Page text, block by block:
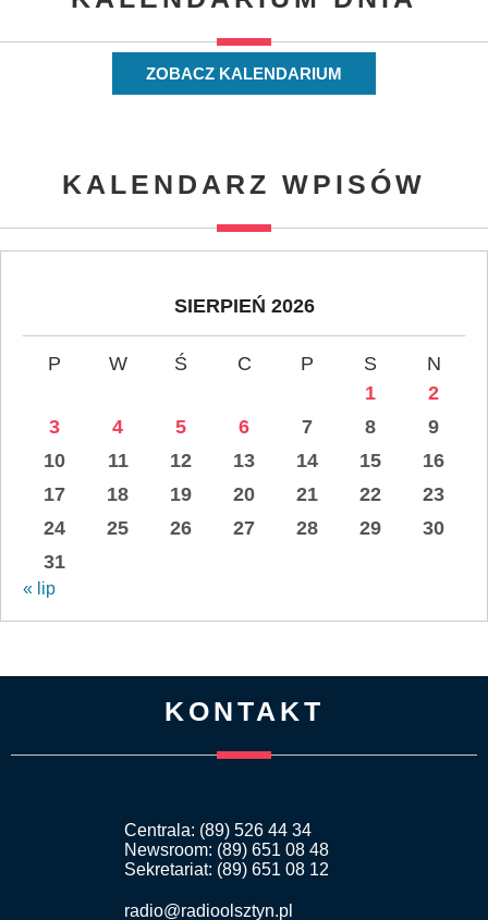
ZOBACZ KALENDARIUM
KALENDARZ WPISÓW
SIERPIEŃ 2026
P W Ś C P S
N
1
2
3
4 5 6 7 8
9
10
11 12 13 14 15
16
17
18 19 20 21 22
23
24
25 26 27 28 29
30
31
« lip
KONTAKT
Centrala: (89) 526 44 34
Newsroom: (89) 651 08 48
Sekretariat: (89) 651 08 12
radio@radioolsztyn.pl